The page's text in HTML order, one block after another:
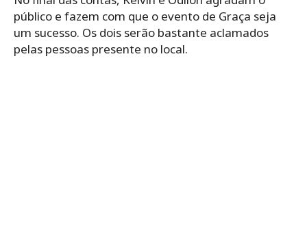
público e fazem com que o evento de Graça seja
um sucesso. Os dois serão bastante aclamados
pelas pessoas presente no local.